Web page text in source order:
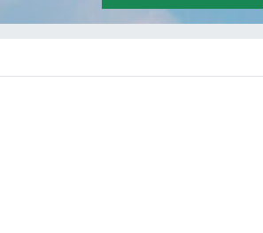
Türkiye'nin Geleceği